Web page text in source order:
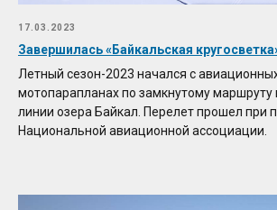
17.03.2023
​​Завершилась «Байкальская
Летный сезон-2023 начался с
мотопарапланах по замкнутому маршруту
линии озера Байкал. Перелет прошел при
Национальной авиационной ассоциации.